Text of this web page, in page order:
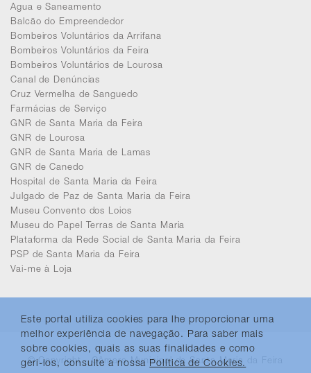
Este portal utiliza cookies para lhe proporcionar uma
melhor experiência de navegação. Para saber mais
sobre cookies, quais as suas finalidades e como
geri-los, consulte a nossa Política de Cookies.
Agua e Saneamento
Balcão do Empreendedor
Bombeiros Voluntários da Arrifana
Bombeiros Voluntários da Feira
Bombeiros Voluntários de Lourosa
Canal de Denúncias
Cruz Vermelha de Sanguedo
Farmácias de Serviço
GNR de Santa Maria da Feira
GNR de Lourosa
GNR de Santa Maria de Lamas
GNR de Canedo
Hospital de Santa Maria da Feira
Julgado de Paz de Santa Maria da Feira
Museu Convento dos Loios
Museu do Papel Terras de Santa Maria
Plataforma da Rede Social de Santa Maria da Feira
PSP de Santa Maria da Feira
Vai-me à Loja
© Copyright - Câmara Municipal de Santa Maria da Feira